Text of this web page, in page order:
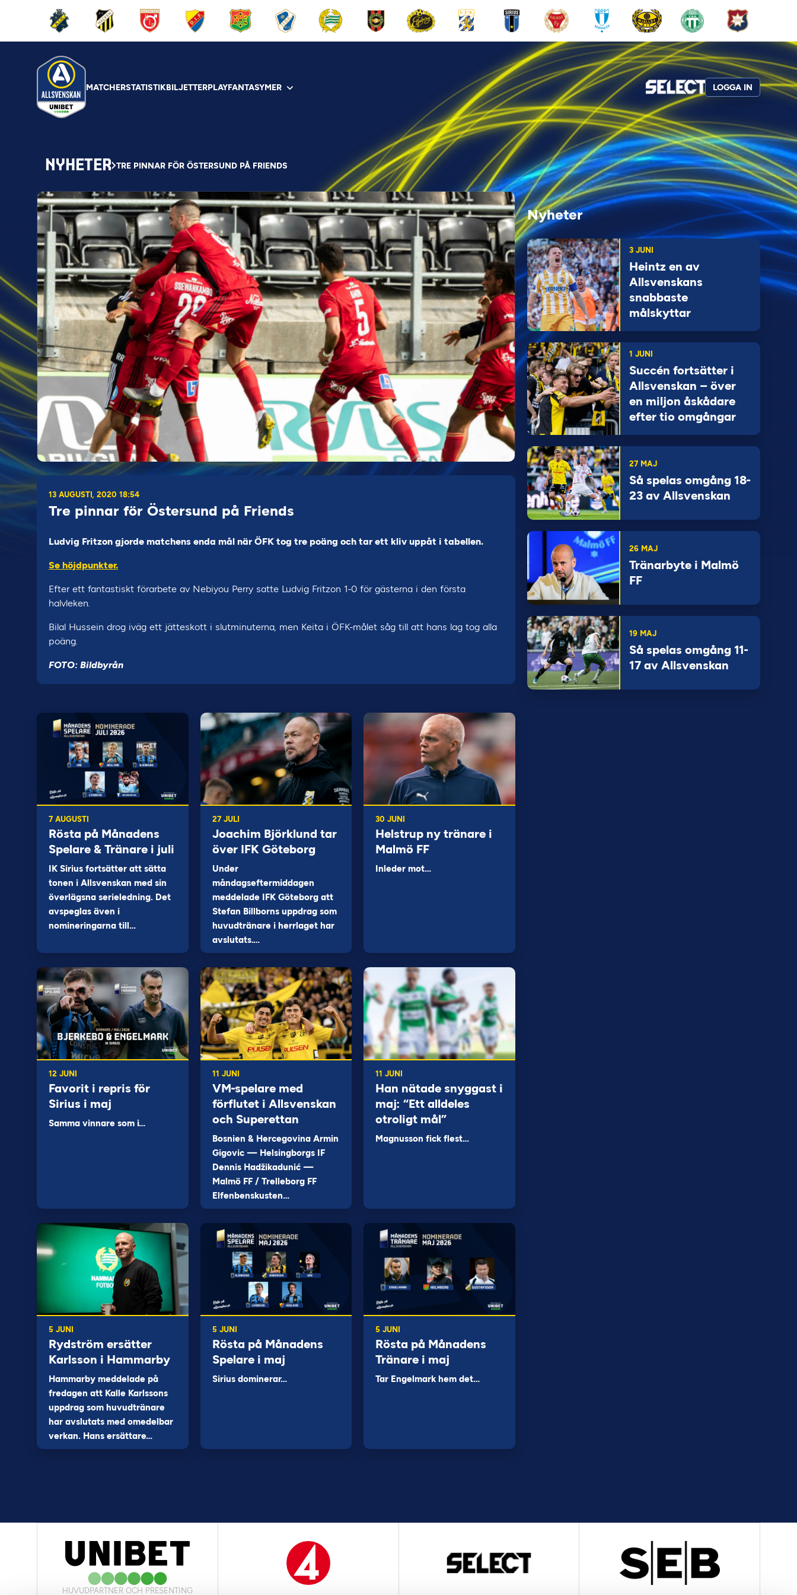
MATCHERSTATISTIKBILJETTERPLAYFANTASYMER LOGGA IN
NYHETER TRE PINNAR FÖR ÖSTERSUND PÅ FRIENDS
13 AUGUSTI, 2020 18:54
Tre pinnar för Östersund på Friends
Ludvig Fritzon gjorde matchens enda mål när ÖFK tog tre poäng och tar ett kliv uppåt i tabellen.
Se höjdpunkter.
Efter ett fantastiskt förarbete av Nebiyou Perry satte Ludvig Fritzon 1-0 för gästerna i den första
halvleken.
Bilal Hussein drog iväg ett jätteskott i slutminuterna, men Keita i ÖFK-målet såg till att hans lag tog alla
poäng.
FOTO: Bildbyrån
7 AUGUSTI
Rösta på Månadens
Spelare & Tränare i juli
IK Sirius fortsätter att sätta
tonen i Allsvenskan med sin
överlägsna serieledning. Det
avspeglas även i
nomineringarna till…
27 JULI
Joachim Björklund tar
över IFK Göteborg
Under
måndagseftermiddagen
meddelade IFK Göteborg att
Stefan Billborns uppdrag som
huvudtränare i herrlaget har
avslutats.…
30 JUNI
Helstrup ny tränare i
Malmö FF
Inleder mot…
12 JUNI
Favorit i repris för
Sirius i maj
Samma vinnare som i…
11 JUNI
VM-spelare med
förflutet i Allsvenskan
och Superettan
Bosnien & Hercegovina Armin
Gigovic — Helsingborgs IF
Dennis Hadžikadunić —
Malmö FF / Trelleborg FF
Elfenbenskusten…
11 JUNI
Han nätade snyggast i
maj: “Ett alldeles
otroligt mål”
Magnusson fick flest…
5 JUNI
Rydström ersätter
Karlsson i Hammarby
Hammarby meddelade på
fredagen att Kalle Karlssons
uppdrag som huvudtränare
har avslutats med omedelbar
verkan. Hans ersättare…
5 JUNI
Rösta på Månadens
Spelare i maj
Sirius dominerar…
5 JUNI
Rösta på Månadens
Tränare i maj
Tar Engelmark hem det…
Nyheter
3 JUNI
Heintz en av
Allsvenskans
snabbaste
målskyttar
1 JUNI
Succén fortsätter i
Allsvenskan – över
en miljon åskådare
efter tio omgångar
27 MAJ
Så spelas omgång 18-
23 av Allsvenskan
26 MAJ
Tränarbyte i Malmö
FF
19 MAJ
Så spelas omgång 11-
17 av Allsvenskan
HUVUDPARTNER OCH PRESENTING